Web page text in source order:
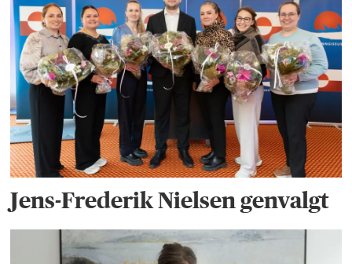
Jens-Frederik Nielsen genvalgt